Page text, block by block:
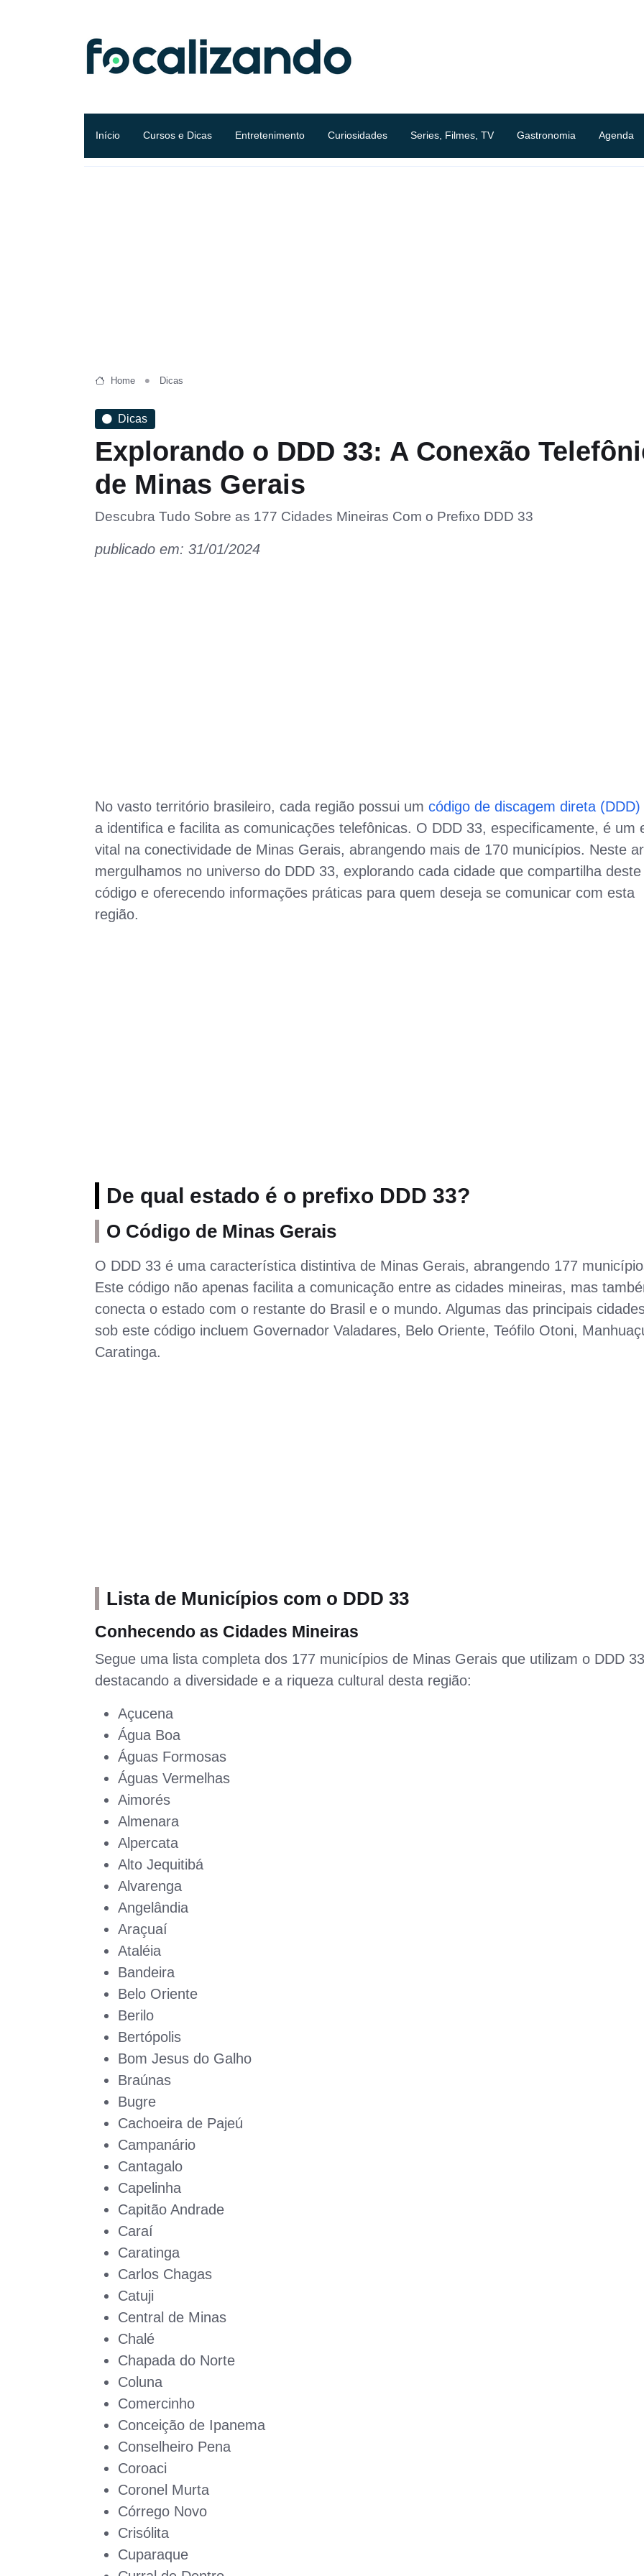
Início Cursos e Dicas Entretenimento Curiosidades Series, Filmes, TV Gastronomia Agenda
Home Dicas
Dicas
Explorando o DDD 33: A Conexão
de Minas Gerais
Descubra Tudo Sobre as 177 Cidades Mineiras Com o Prefixo DDD 33
publicado em: 31/01/2024
No vasto território brasileiro, cada região possui um código de discagem direta (DDD)
a identifica e facilita as comunicações telefônicas. O DDD 33, especificamente, é um
vital na conectividade de Minas Gerais, abrangendo mais de 170 municípios. Neste
mergulhamos no universo do DDD 33, explorando cada cidade que compartilha deste
código e oferecendo informações práticas para quem deseja se comunicar com esta
região.
De qual estado é o prefixo DDD 33?
O Código de Minas Gerais
O DDD 33 é uma característica distintiva de Minas Gerais, abrangendo 177
Este código não apenas facilita a comunicação entre as cidades mineiras, mas
conecta o estado com o restante do Brasil e o mundo. Algumas das principais
sob este código incluem Governador Valadares, Belo Oriente, Teófilo Otoni,
Caratinga.
Lista de Municípios com o DDD 33
Conhecendo as Cidades Mineiras
Segue uma lista completa dos 177 municípios de Minas Gerais que utilizam o DDD
destacando a diversidade e a riqueza cultural desta região:
Açucena
Água Boa
Águas Formosas
Águas Vermelhas
Aimorés
Almenara
Alpercata
Alto Jequitibá
Alvarenga
Angelândia
Araçuaí
Ataléia
Bandeira
Belo Oriente
Berilo
Bertópolis
Bom Jesus do Galho
Braúnas
Bugre
Cachoeira de Pajeú
Campanário
Cantagalo
Capelinha
Capitão Andrade
Caraí
Caratinga
Carlos Chagas
Catuji
Central de Minas
Chalé
Chapada do Norte
Coluna
Comercinho
Conceição de Ipanema
Conselheiro Pena
Coroaci
Coronel Murta
Córrego Novo
Crisólita
Cuparaque